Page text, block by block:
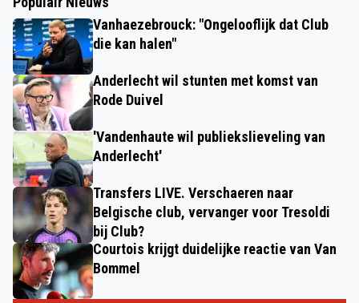
Vanhaezebrouck: "Ongelooflijk dat Club
die kan halen"
Anderlecht wil stunten met komst van
Rode Duivel
'Vandenhaute wil publiekslieveling van
Anderlecht'
Transfers LIVE. Verschaeren naar
Belgische club, vervanger voor Tresoldi
bij Club?
Courtois krijgt duidelijke reactie van Van
Bommel